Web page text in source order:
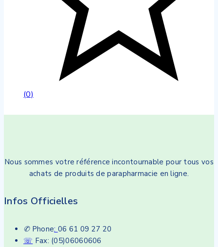
(0)
Nous sommes votre référence incontournable pour tous vos
achats de produits de parapharmacie en ligne.
Infos Officielles
✆Phone: 06 61 09 27 20
☏ Fax: (05)06060606